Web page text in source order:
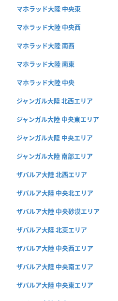
マホラッド大陸 中央東
マホラッド大陸 中央西
マホラッド大陸 南西
マホラッド大陸 南東
マホラッド大陸 中央
ジャンガル大陸 北西エリア
ジャンガル大陸 中央東エリア
ジャンガル大陸 中央エリア
ジャンガル大陸 南部エリア
ザバルア大陸 北西エリア
ザバルア大陸 中央北エリア
ザバルア大陸 中央砂漠エリア
ザバルア大陸 北東エリア
ザバルア大陸 中央西エリア
ザバルア大陸 中央南エリア
ザバルア大陸 中央東エリア